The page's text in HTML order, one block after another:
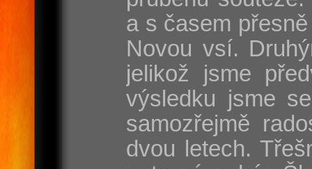
a s časem
Novou vsí.
jelikož jsme
výsledku jsme
samozřejmě
dvou letech.